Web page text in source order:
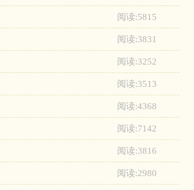
阅读:5815
阅读:3831
阅读:3252
阅读:3513
阅读:4368
阅读:7142
阅读:3816
阅读:2980